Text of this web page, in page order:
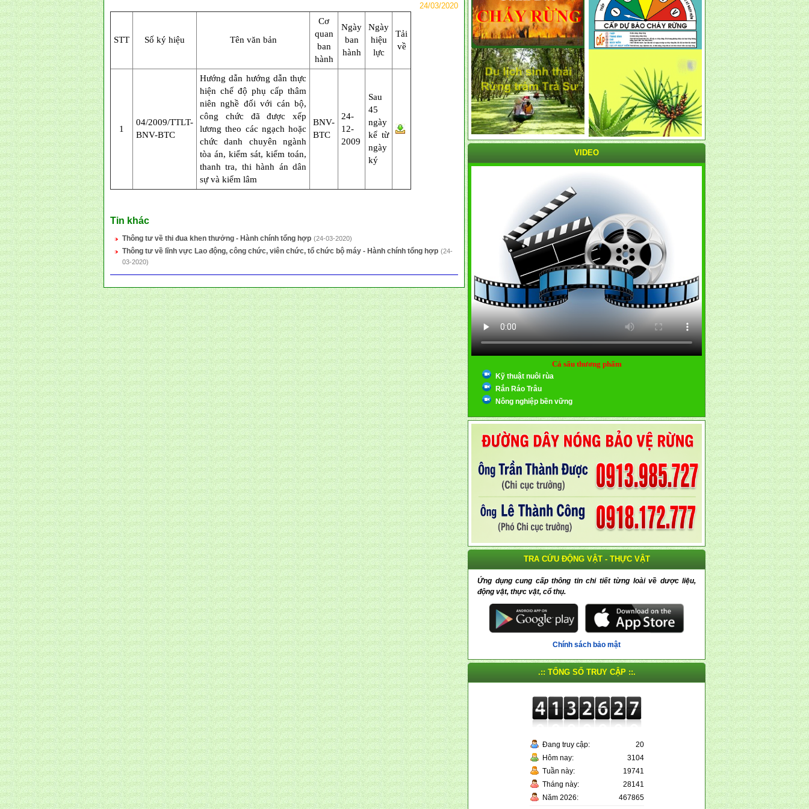
24/03/2020
STT Số ký hiệu Tên văn bản
Cơ
quan
ban
hành
Ngày
ban
hành
Ngày
hiệu
lực
Tải
về
1
04/2009/TTLT-
BNV-BTC
Hướng dẫn hướng dẫn thực
hiện chế độ phụ cấp thâm
niên nghề đối với cán bộ,
công chức đã được xếp
lương theo các ngạch hoặc
chức danh chuyên ngành
tòa án, kiểm sát, kiểm toán,
thanh tra, thi hành án dân
sự và kiểm lâm
BNV-
BTC
24-
12-
2009
Sau
45
ngày
kể từ
ngày
ký
Tin khác
Thông tư về thi đua khen thưởng - Hành chính tổng hợp (24-03-2020)
Thông tư về lĩnh vực Lao động, công chức, viên chức, tổ chức bộ máy - Hành chính tổng hợp (24-
03-2020)
VIDEO
Cá sấu thương phẩm
Kỹ thuật nuôi rùa
Rắn Ráo Trâu
Nông nghiệp bền vững
TRA CỨU ĐỘNG VẬT - THỰC VẬT
Ứng dụng cung cấp thông tin chi tiết từng loài về dược liệu,
động vật, thực vật, cổ thụ.
Chính sách bảo mật
.:: TỔNG SỐ TRUY CẬP ::.
Đang truy cập:
20
Hôm nay:
3104
Tuần này:
19741
Tháng này:
28141
Năm 2026:
467865